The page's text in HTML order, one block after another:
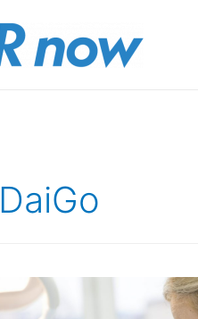
DaiGo